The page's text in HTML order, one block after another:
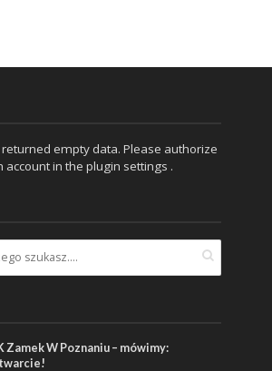
empty data. Please authorize
account in the plugin settings .
Zamek W Poznaniu – mówimy: